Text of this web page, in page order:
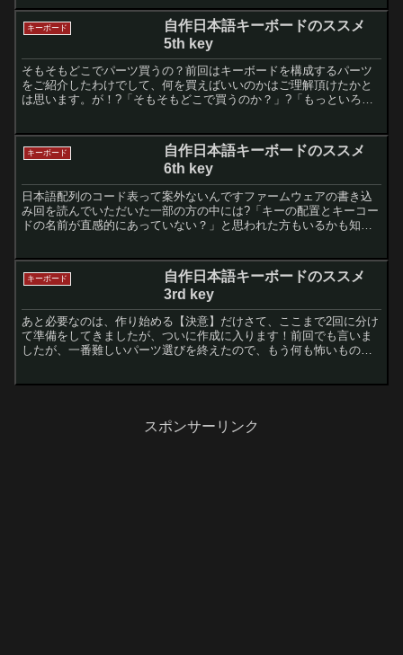
キーボード
自作日本語キーボードのススメ
5th key
そもそもどこでパーツ買うの？前回はキーボードを構成するパーツ
をご紹介したわけでして、何を買えばいいのかはご理解頂けたかと
は思います。が！?「そもそもどこで買うのか？」?「もっといろい
キーボード
自作日本語キーボードのススメ
6th key
日本語配列のコード表って案外ないんですファームウェアの書き込
み回を読んでいただいた一部の方の中には?「キーの配置とキーコー
ドの名前が直感的にあっていない？」と思われた方もいるかも知れ
キーボード
自作日本語キーボードのススメ
3rd key
あと必要なのは、作り始める【決意】だけさて、ここまで2回に分け
て準備をしてきましたが、ついに作成に入ります！前回でも言いま
したが、一番難しいパーツ選びを終えたので、もう何も怖いものは
スポンサーリンク